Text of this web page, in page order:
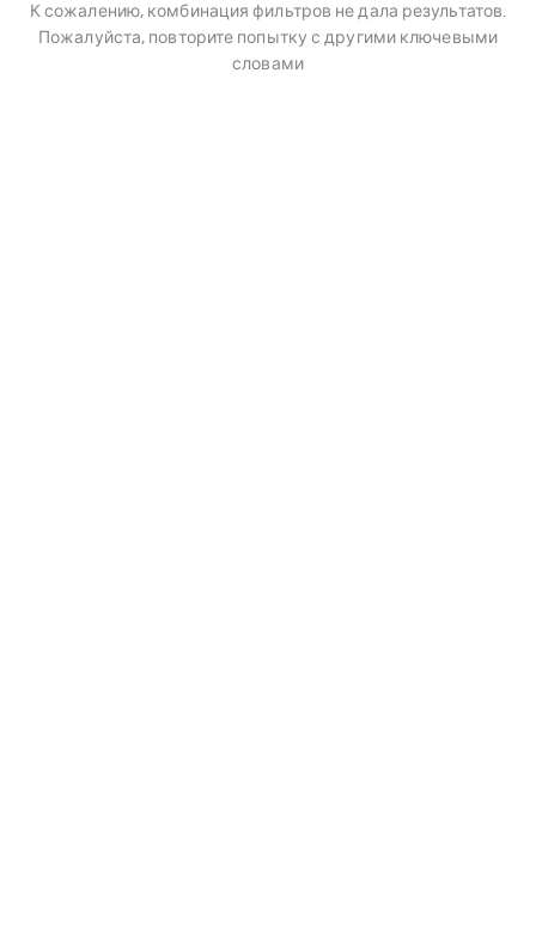
К сожалению, комбинация фильтров не дала результатов.
Пожалуйста, повторите попытку с другими ключевыми
словами